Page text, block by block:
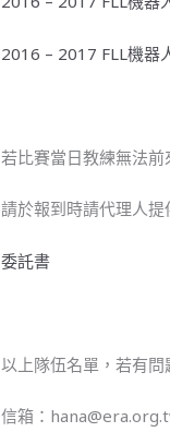
2016 – 2017 FLL機器
若比賽當日教練無法前
請於報到時請代理人提
委託書
以上隊伍名單，若有
信箱：